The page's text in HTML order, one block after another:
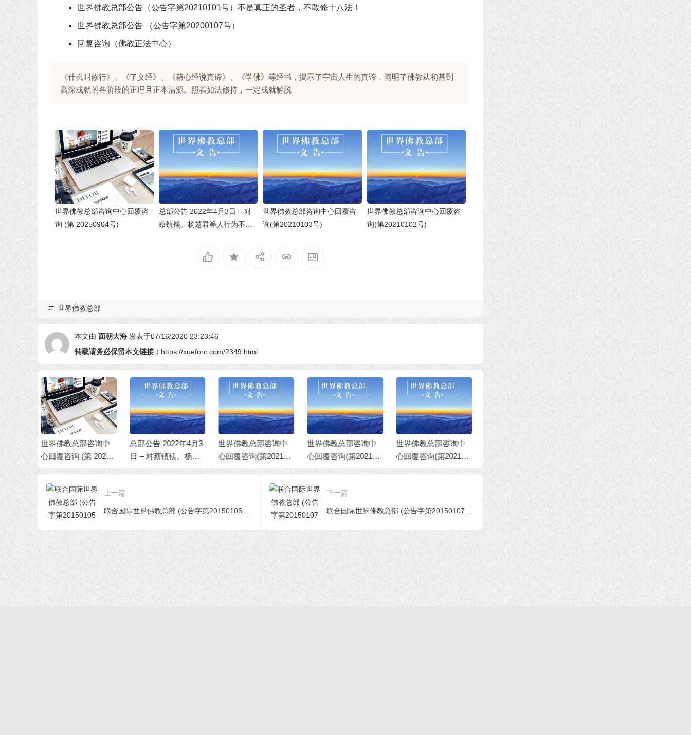
世界佛教总部公告（公告字第20210101号）不是真正的圣者，不敢修十八法！
世界佛教总部公告 （公告字第20200107号）
回复咨询（佛教正法中心）
《什么叫修行》、《了义经》、《藉心经说真谛》、《学佛》等经书，揭示了宇宙人生的真谛，阐明了佛教从初基到
高深成就的各阶段的正理且正本清源。照着如法修持，一定成就解脱
世界佛教总部咨询中心回覆咨
询 (第 20250904号)
总部公告 2022年4月3日 – 对
蔡镇镁、杨慧君等人行为不端
世界佛教总部咨询中心回覆咨
询(第20210103号)
世界佛教总部咨询中心回覆咨
询(第20210102号)
世界佛教总部
本文由 面朝大海 发表于07/16/2020 23:23:46
转载请务必保留本文链接： https://xueforc.com/2349.html
总部公告 2022年4月3
日 – 对蔡镇镁、杨慧
君等人行为不端的处
理决定
世界佛教总部咨询中
心回覆咨询(第202101
03号)
世界佛教总部咨询中
心回覆咨询(第202101
02号)
世界佛教总部咨询中
心回覆咨询(第202101
01号)
世界佛教总部公告
（公告字第20210103
号）佛说八万四千法
上一篇
联合国际世界佛教总部 (公告字第20150105号) 段位一样，差距很大
下一篇
联合国际世界佛教总部 (公告字第20150107号)